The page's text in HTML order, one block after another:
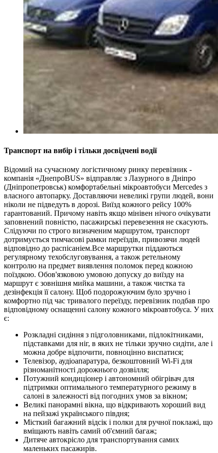
Транспорт на вибір і тільки досвідчені водії
Відомий на сучасному логістичному ринку перевізник -
компанія «ДнепроBUS» відправляє з Лазурного в Дніпро
(Дніпропетровськ) комфортабельні мікроавтобуси Mercedes з
власного автопарку. Доставляючи невеликі групи людей, вони
ніколи не підведуть в дорозі. Виїзд кожного рейсу 100%
гарантований. Причому навіть якщо мінівен нічого очікувати
заповнений повністю, пасажирські перевезення не скасують.
Слідуючи по строго визначеним маршрутом, транспорт
дотримується тимчасові рамки переїздів, привозячи людей
відповідно до распісаніем.Все маршрутки піддаються
регулярному техобслуговування, а також ретельному
контролю на предмет виявлення поломок перед кожною
поїздкою. Обов'язковою умовою допуску до виїзду на
маршрут є зовнішня мийка машини, а також чистка та
дезінфекція її салону. Щоб подорожуючим було зручно і
комфортно під час тривалого переїзду, перевізник подбав про
відповідному оснащенні салону кожного мікроавтобуса. У них
є:
Розкладні сидіння з підголовниками, підлокітниками,
підставками для ніг, в яких не тільки зручно сидіти, але і
можна добре відпочити, повноцінно виспатися;
Телевізор, аудіоапаратура, безкоштовний Wi-Fi для
різноманітності дорожнього дозвілля;
Потужний кондиціонер і автономний обігрівач для
підтримки оптимального температурного режиму в
салоні в залежності від погодних умов за вікном;
Великі панорамні вікна, що відкривають хороший вид
на пейзажі українського півдня;
Місткий багажний відсік і полки для ручної поклажі, що
вміщають навіть самий об'ємний багаж;
Дитяче автокрісло для транспортування самих
маленьких пасажирів.